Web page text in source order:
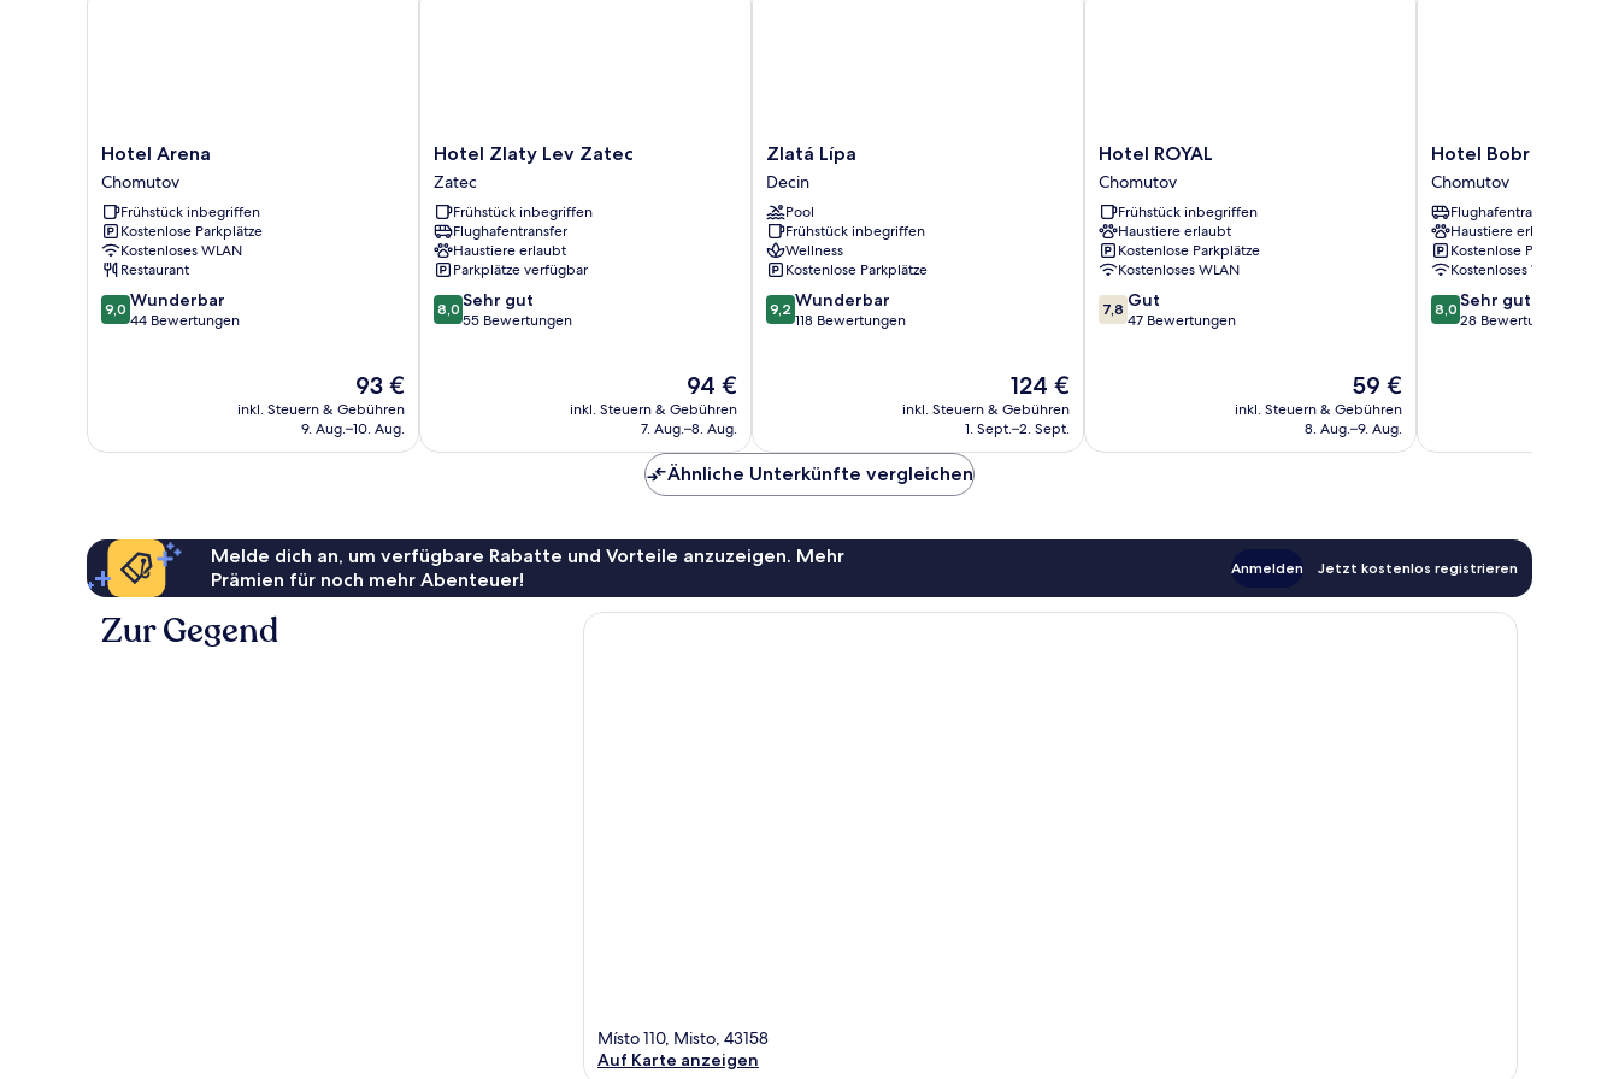
Hotel
Arena
Chomutov
Hotel Arena
Chomutov
Frühstück inbegriffen
Kostenlose Parkplätze
Kostenloses WLAN
Restaurant
9.0
von
9,0 Wunderbar
44 Bewertungen
Der
Preis
beträgt
93 €
inkl. Steuern & Gebühren
9. Aug.–10. Aug.
Hotel
Zlaty
Lev
Zatec
Zatec
Hotel Zlaty Lev Zatec
Zatec
Frühstück inbegriffen
Flughafentransfer
Haustiere erlaubt
Parkplätze verfügbar
8.0
von
8,0 Sehr gut
55 Bewertungen
Der
Preis
beträgt
94 €
inkl. Steuern & Gebühren
7. Aug.–8. Aug.
Zlatá
Lípa
Decin
Zlatá Lípa
Decin
Pool
Frühstück inbegriffen
Wellness
Kostenlose Parkplätze
9.2
von
9,2 Wunderbar
118 Bewertungen
Der
Preis
beträgt
124 €
inkl. Steuern & Gebühren
1. Sept.–2. Sept.
Hotel
ROYAL
Chomutov
Hotel ROYAL
Chomutov
Frühstück inbegriffen
Haustiere erlaubt
Kostenlose Parkplätze
Kostenloses WLAN
7.8
von
7,8 Gut
47 Bewertungen
Der
Preis
beträgt
59 €
inkl. Steuern & Gebühren
8. Aug.–9. Aug.
Hotel
Bobr
Chomutov
Hotel Bobr
Chomutov
Flughafentransfer
Haustiere erlaubt
Kostenlose Parkplätze
Kostenloses WLAN
8.0
von
8,0 Sehr gut
28 Bewertungen
Ähnliche Unterkünfte vergleichen
Melde dich an, um verfügbare Rabatte und Vorteile anzuzeigen. Mehr
Prämien für noch mehr Abenteuer!
Anmelden Jetzt kostenlos registrieren
Zur Gegend
Místo 110, Misto, 43158
Auf Karte anzeigen